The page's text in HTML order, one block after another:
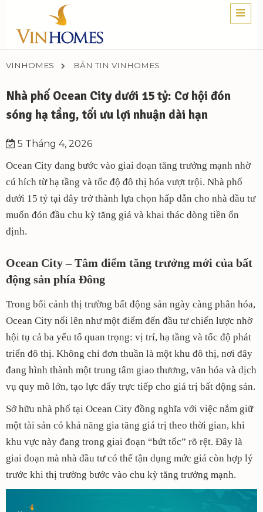
VINHOMES BẢN TIN VINHOMES
Nhà phố Ocean City dưới 15 tỷ: Cơ hội đón
sóng hạ tầng, tối ưu lợi nhuận dài hạn
5 Tháng 4, 2026
Ocean City đang bước vào giai đoạn tăng trưởng mạnh nhờ
cú hích từ hạ tầng và tốc độ đô thị hóa vượt trội. Nhà phố
dưới 15 tỷ tại đây trở thành lựa chọn hấp dẫn cho nhà đầu tư
muốn đón đầu chu kỳ tăng giá và khai thác dòng tiền ổn
định.
Ocean City – Tâm điểm tăng trưởng mới của bất
động sản phía Đông
Trong bối cảnh thị trường bất động sản ngày càng phân hóa,
Ocean City nổi lên như một điểm đến đầu tư chiến lược nhờ
hội tụ cả ba yếu tố quan trọng: vị trí, hạ tầng và tốc độ phát
triển đô thị. Không chỉ đơn thuần là một khu đô thị, nơi đây
đang hình thành một trung tâm giao thương, văn hóa và dịch
vụ quy mô lớn, tạo lực đẩy trực tiếp cho giá trị bất động sản.
Sở hữu nhà phố tại Ocean City đồng nghĩa với việc nắm giữ
một tài sản có khả năng gia tăng giá trị theo thời gian, khi
khu vực này đang trong giai đoạn “bứt tốc” rõ rệt. Đây là
giai đoạn mà nhà đầu tư có thể tận dụng mức giá còn hợp lý
trước khi thị trường bước vào chu kỳ tăng trưởng mạnh.